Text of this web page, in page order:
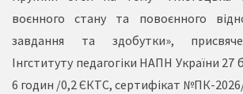
воєнного стану та повоєнного
завдання та здобутки»,
Інгституту педагогіки НАПН України 27
6 годин /0,2 ЄКТС, сертифікат №ПК-